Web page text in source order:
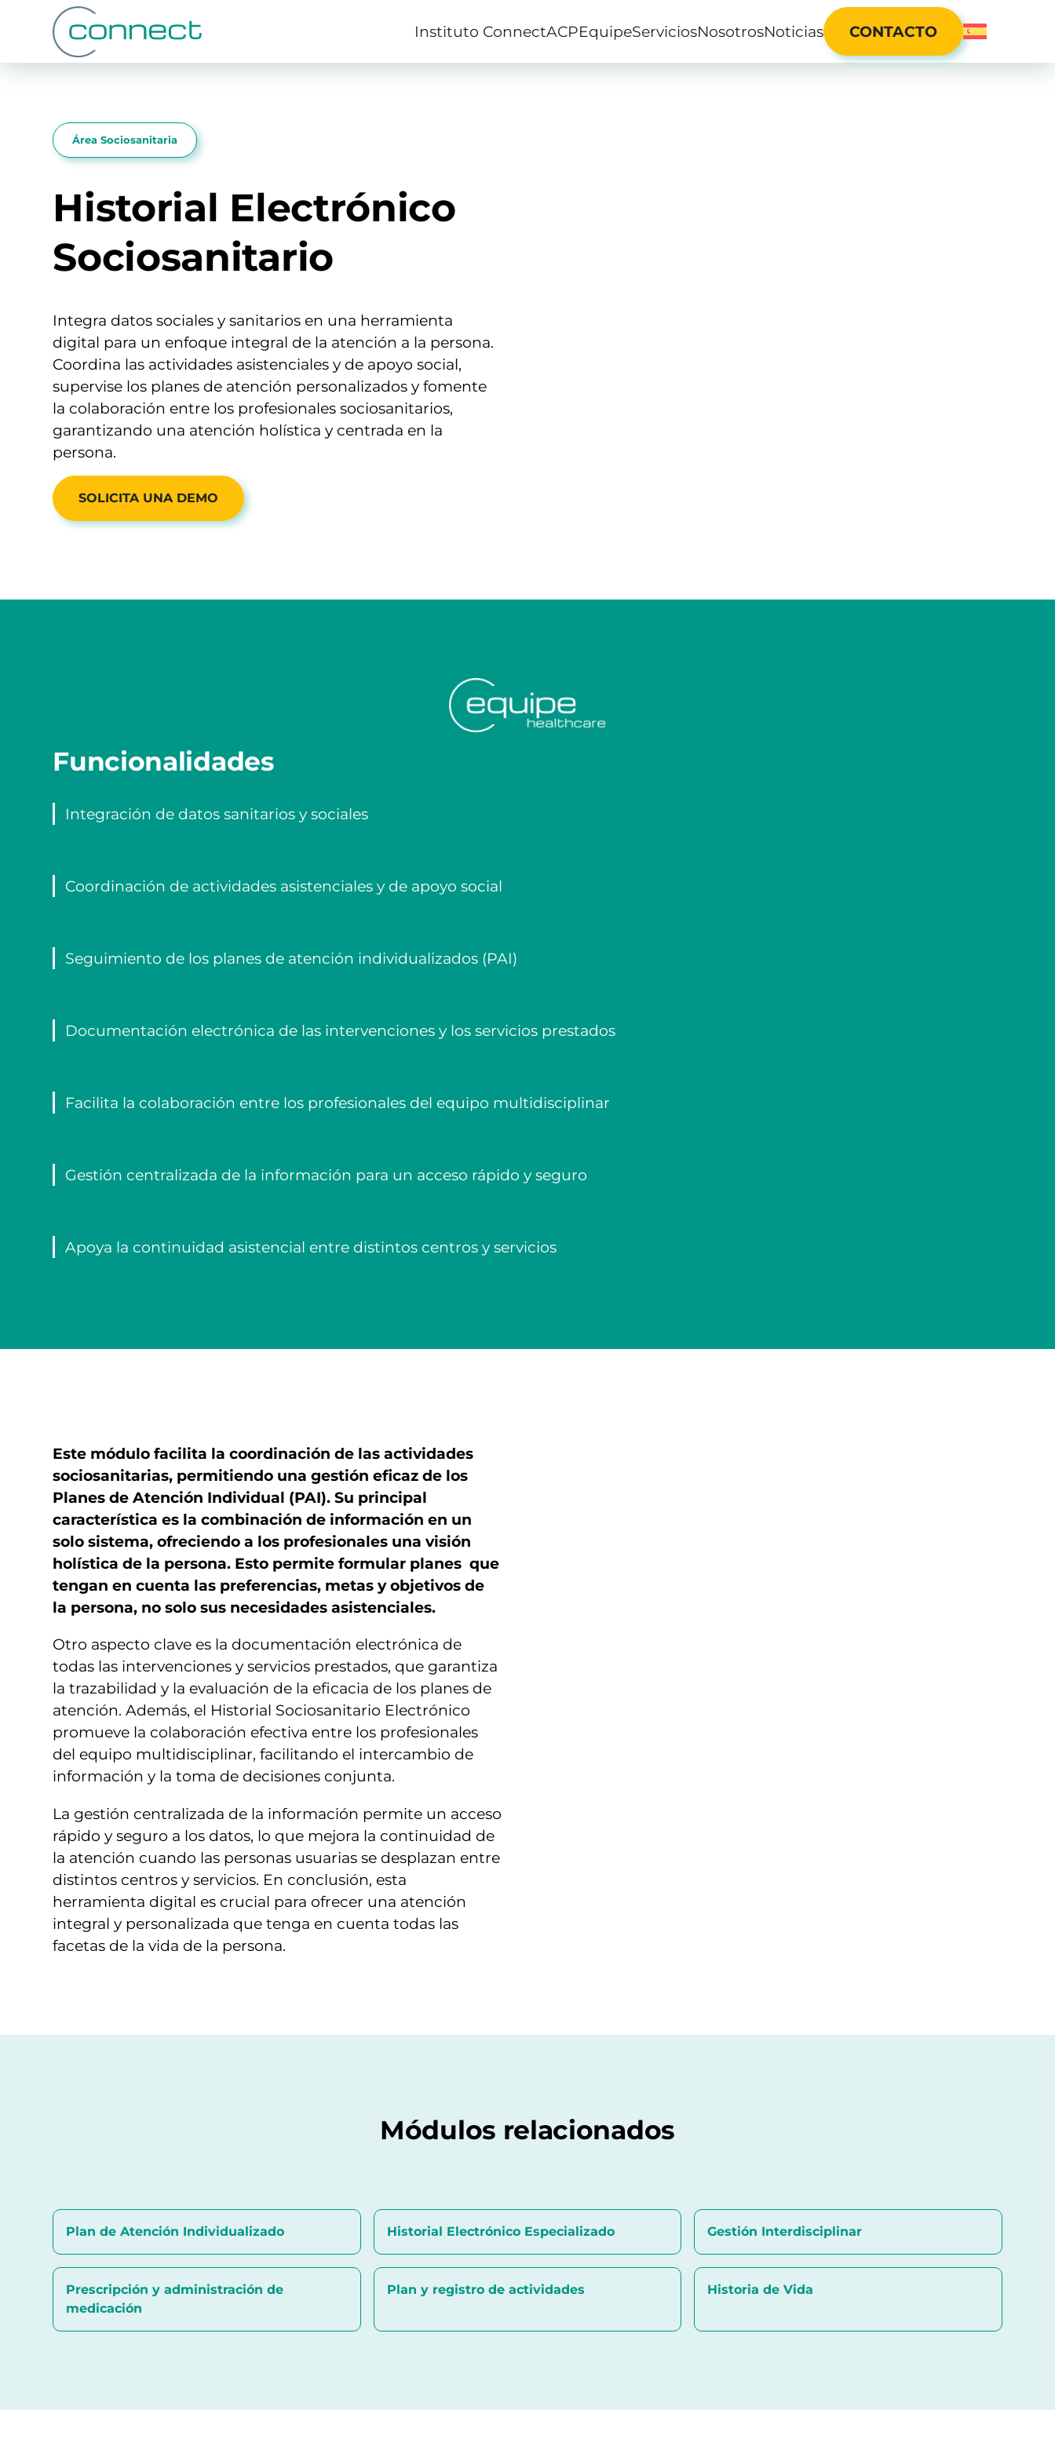
Instituto ConnectACPEquipeServiciosNosotrosNoticias CONTACTO
Área Sociosanitaria
Historial Electrónico
Sociosanitario
Integra datos sociales y sanitarios en una herramienta
digital para un enfoque integral de la atención a la persona.
Coordina las actividades asistenciales y de apoyo social,
supervise los planes de atención personalizados y fomente
la colaboración entre los profesionales sociosanitarios,
garantizando una atención holística y centrada en la
persona.
SOLICITA UNA DEMO
Funcionalidades
Integración de datos sanitarios y sociales
Coordinación de actividades asistenciales y de apoyo social
Seguimiento de los planes de atención individualizados (PAI)
Documentación electrónica de las intervenciones y los servicios prestados
Facilita la colaboración entre los profesionales del equipo multidisciplinar
Gestión centralizada de la información para un acceso rápido y seguro
Apoya la continuidad asistencial entre distintos centros y servicios
Este módulo facilita la coordinación de las actividades
sociosanitarias, permitiendo una gestión eficaz de los
Planes de Atención Individual (PAI). Su principal
característica es la combinación de información en un
solo sistema, ofreciendo a los profesionales una visión
holística de la persona. Esto permite formular planes que
tengan en cuenta las preferencias, metas y objetivos de
la persona, no solo sus necesidades asistenciales.
Otro aspecto clave es la documentación electrónica de
todas las intervenciones y servicios prestados, que garantiza
la trazabilidad y la evaluación de la eficacia de los planes de
atención. Además, el Historial Sociosanitario Electrónico
promueve la colaboración efectiva entre los profesionales
del equipo multidisciplinar, facilitando el intercambio de
información y la toma de decisiones conjunta.
La gestión centralizada de la información permite un acceso
rápido y seguro a los datos, lo que mejora la continuidad de
la atención cuando las personas usuarias se desplazan entre
distintos centros y servicios. En conclusión, esta
herramienta digital es crucial para ofrecer una atención
integral y personalizada que tenga en cuenta todas las
facetas de la vida de la persona.
Módulos relacionados
Plan de Atención Individualizado Historial Electrónico Especializado Gestión Interdisciplinar
Prescripción y administración de
medicación
Plan y registro de actividades Historia de Vida